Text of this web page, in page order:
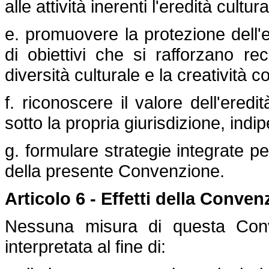
alle attività inerenti l'eredità
e. promuovere la protezione
di obiettivi che si rafforzano
diversità culturale e la creatività
f. riconoscere il valore
sotto la propria giurisdizione,
g. formulare strategie integrate
della presente Convenzione.
Articolo 6 - Effetti della
Nessuna misura di questa
interpretata al fine di: